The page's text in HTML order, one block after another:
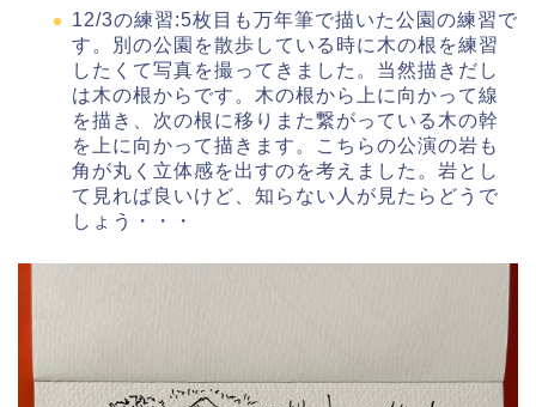
12/3の練習:5枚目も万年筆で描いた公園の練習で
す。別の公園を散歩している時に木の根を練習
したくて写真を撮ってきました。当然描きだし
は木の根からです。木の根から上に向かって線
を描き、次の根に移りまた繋がっている木の幹
を上に向かって描きます。こちらの公演の岩も
角が丸く立体感を出すのを考えました。岩とし
て見れば良いけど、知らない人が見たらどうで
しょう・・・